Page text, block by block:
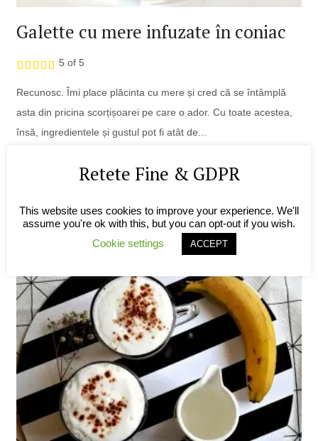
Galette cu mere infuzate în coniac
5 of 5
Recunosc. Îmi place plăcinta cu mere și cred că se întâmplă
asta din pricina scorțișoarei pe care o ador. Cu toate acestea,
însă, ingredientele și gustul pot fi atât de...
3 Aprilie 2016 | InBucătărie Europeană ,Bucătărie Mediteraneană
Retete Fine & GDPR
This website uses cookies to improve your experience. We'll
assume you're ok with this, but you can opt-out if you wish.
Cookie settings
ACCEPT